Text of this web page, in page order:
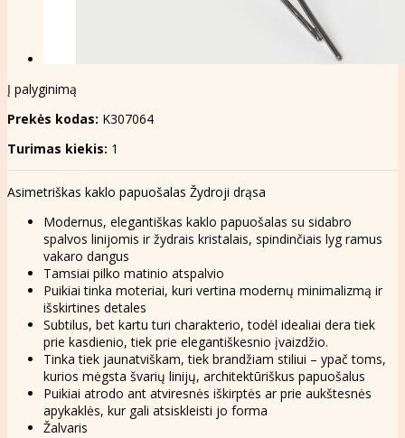
Į palyginimą
Prekės kodas: K307064
Turimas kiekis: 1
Asimetriškas kaklo papuošalas Žydroji drąsa
Modernus, elegantiškas kaklo papuošalas su sidabro
spalvos linijomis ir žydrais kristalais, spindinčiais lyg ramus
vakaro dangus
Tamsiai pilko matinio atspalvio
Puikiai tinka moteriai, kuri vertina modernų minimalizmą ir
išskirtines detales
Subtilus, bet kartu turi charakterio, todėl idealiai dera tiek
prie kasdienio, tiek prie elegantiškesnio įvaizdžio.
Tinka tiek jaunatviškam, tiek brandžiam stiliui – ypač toms,
kurios mėgsta švarių linijų, architektūriškus papuošalus
Puikiai atrodo ant atviresnės iškirptės ar prie aukštesnės
apykaklės, kur gali atsiskleisti jo forma
Žalvaris